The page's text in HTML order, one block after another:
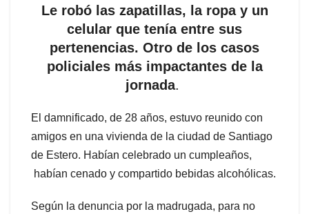
Le robó las zapatillas, la ropa y un
celular que tenía entre sus
pertenencias. Otro de los casos
policiales más impactantes de la
jornada.
El damnificado, de 28 años, estuvo reunido con
amigos en una vivienda de la ciudad de Santiago
de Estero. Habían celebrado un cumpleaños,
habían cenado y compartido bebidas alcohólicas.
Según la denuncia por la madrugada, para no